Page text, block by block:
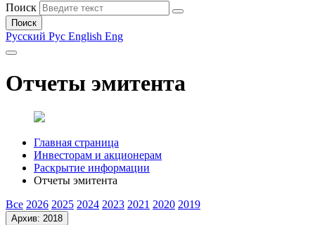
Поиск
Поиск
Русский Рус English Eng
Отчеты эмитента
Главная страница
Инвесторам и акционерам
Раскрытие информации
Отчеты эмитента
Все 2026 2025 2024 2023 2021 2020 2019
Архив: 2018